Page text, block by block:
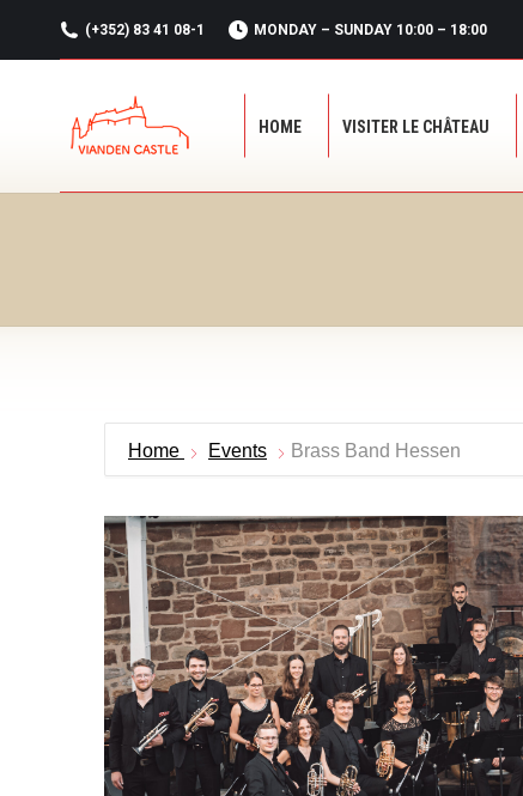
(+352) 83 41 08-1 MONDAY – SUNDAY 10:00 – 18:00
HOME VISITER LE CHÂTEAU
Home Events Brass Band Hessen